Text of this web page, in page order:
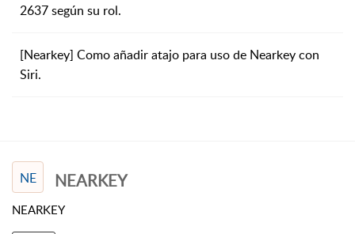
2637 según su rol.
[Nearkey] Como añadir atajo para uso de Nearkey con
Siri.
NE NEARKEY
NEARKEY